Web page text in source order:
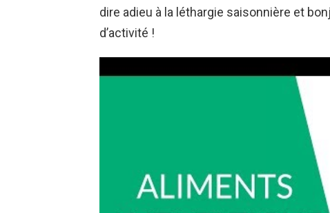
dire adieu à la léthargie saisonnière et
d’activité !